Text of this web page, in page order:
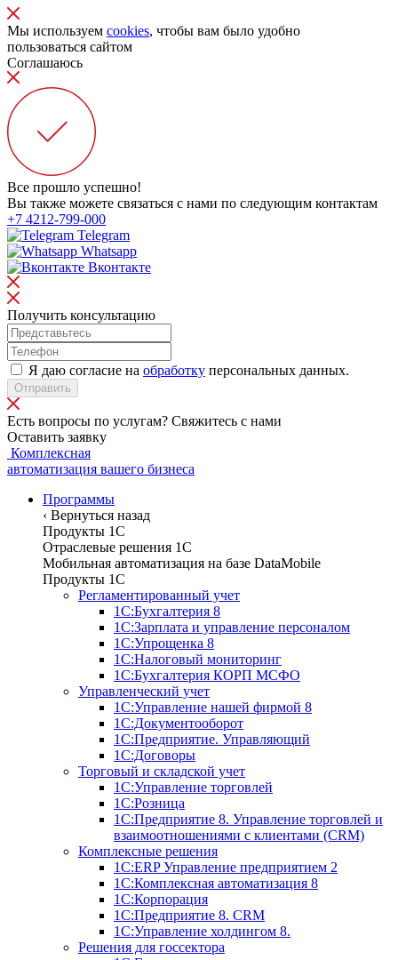
Мы используем cookies, чтобы вам было удобно
пользоваться сайтом
Соглашаюсь
Все прошло успешно!
Вы также можете связаться с нами по следующим контактам
+7 4212-799-000
Telegram
Whatsapp
Вконтакте
Получить консультацию
Я даю согласие на обработку персональных данных.
Отправить
Есть вопросы по услугам? Свяжитесь с нами
Оставить заявку
Комплексная
автоматизация вашего бизнеса
Программы
‹ Вернуться назад
Продукты 1С
Отраслевые решения 1C
Мобильная автоматизация на базе DataMobile
Продукты 1С
Регламентированный учет
1С:Бухгалтерия 8
1С:Зарплата и управление персоналом
1С:Упрощенка 8
1С:Налоговый мониторинг
1С:Бухгалтерия КОРП МСФО
Управленческий учет
1С:Управление нашей фирмой 8
1С:Документооборот
1С:Предприятие. Управляющий
1С:Договоры
Торговый и складской учет
1С:Управление торговлей
1С:Розница
1С:Предприятие 8. Управление торговлей и
взаимоотношениями с клиентами (CRM)
Комплексные решения
1С:ERP Управление предприятием 2
1С:Комплексная автоматизация 8
1С:Корпорация
1С:Предприятие 8. CRM
1С:Управление холдингом 8.
Решения для госсектора